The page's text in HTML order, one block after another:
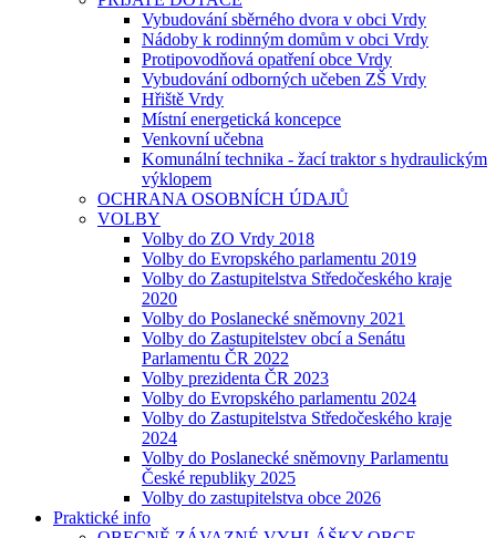
Vybudování sběrného dvora v obci Vrdy
Nádoby k rodinným domům v obci Vrdy
Protipovodňová opatření obce Vrdy
Vybudování odborných učeben ZŠ Vrdy
Hřiště Vrdy
Místní energetická koncepce
Venkovní učebna
Komunální technika - žací traktor s hydraulickým
výklopem
OCHRANA OSOBNÍCH ÚDAJŮ
VOLBY
Volby do ZO Vrdy 2018
Volby do Evropského parlamentu 2019
Volby do Zastupitelstva Středočeského kraje
2020
Volby do Poslanecké sněmovny 2021
Volby do Zastupitelstev obcí a Senátu
Parlamentu ČR 2022
Volby prezidenta ČR 2023
Volby do Evropského parlamentu 2024
Volby do Zastupitelstva Středočeského kraje
2024
Volby do Poslanecké sněmovny Parlamentu
České republiky 2025
Volby do zastupitelstva obce 2026
Praktické info